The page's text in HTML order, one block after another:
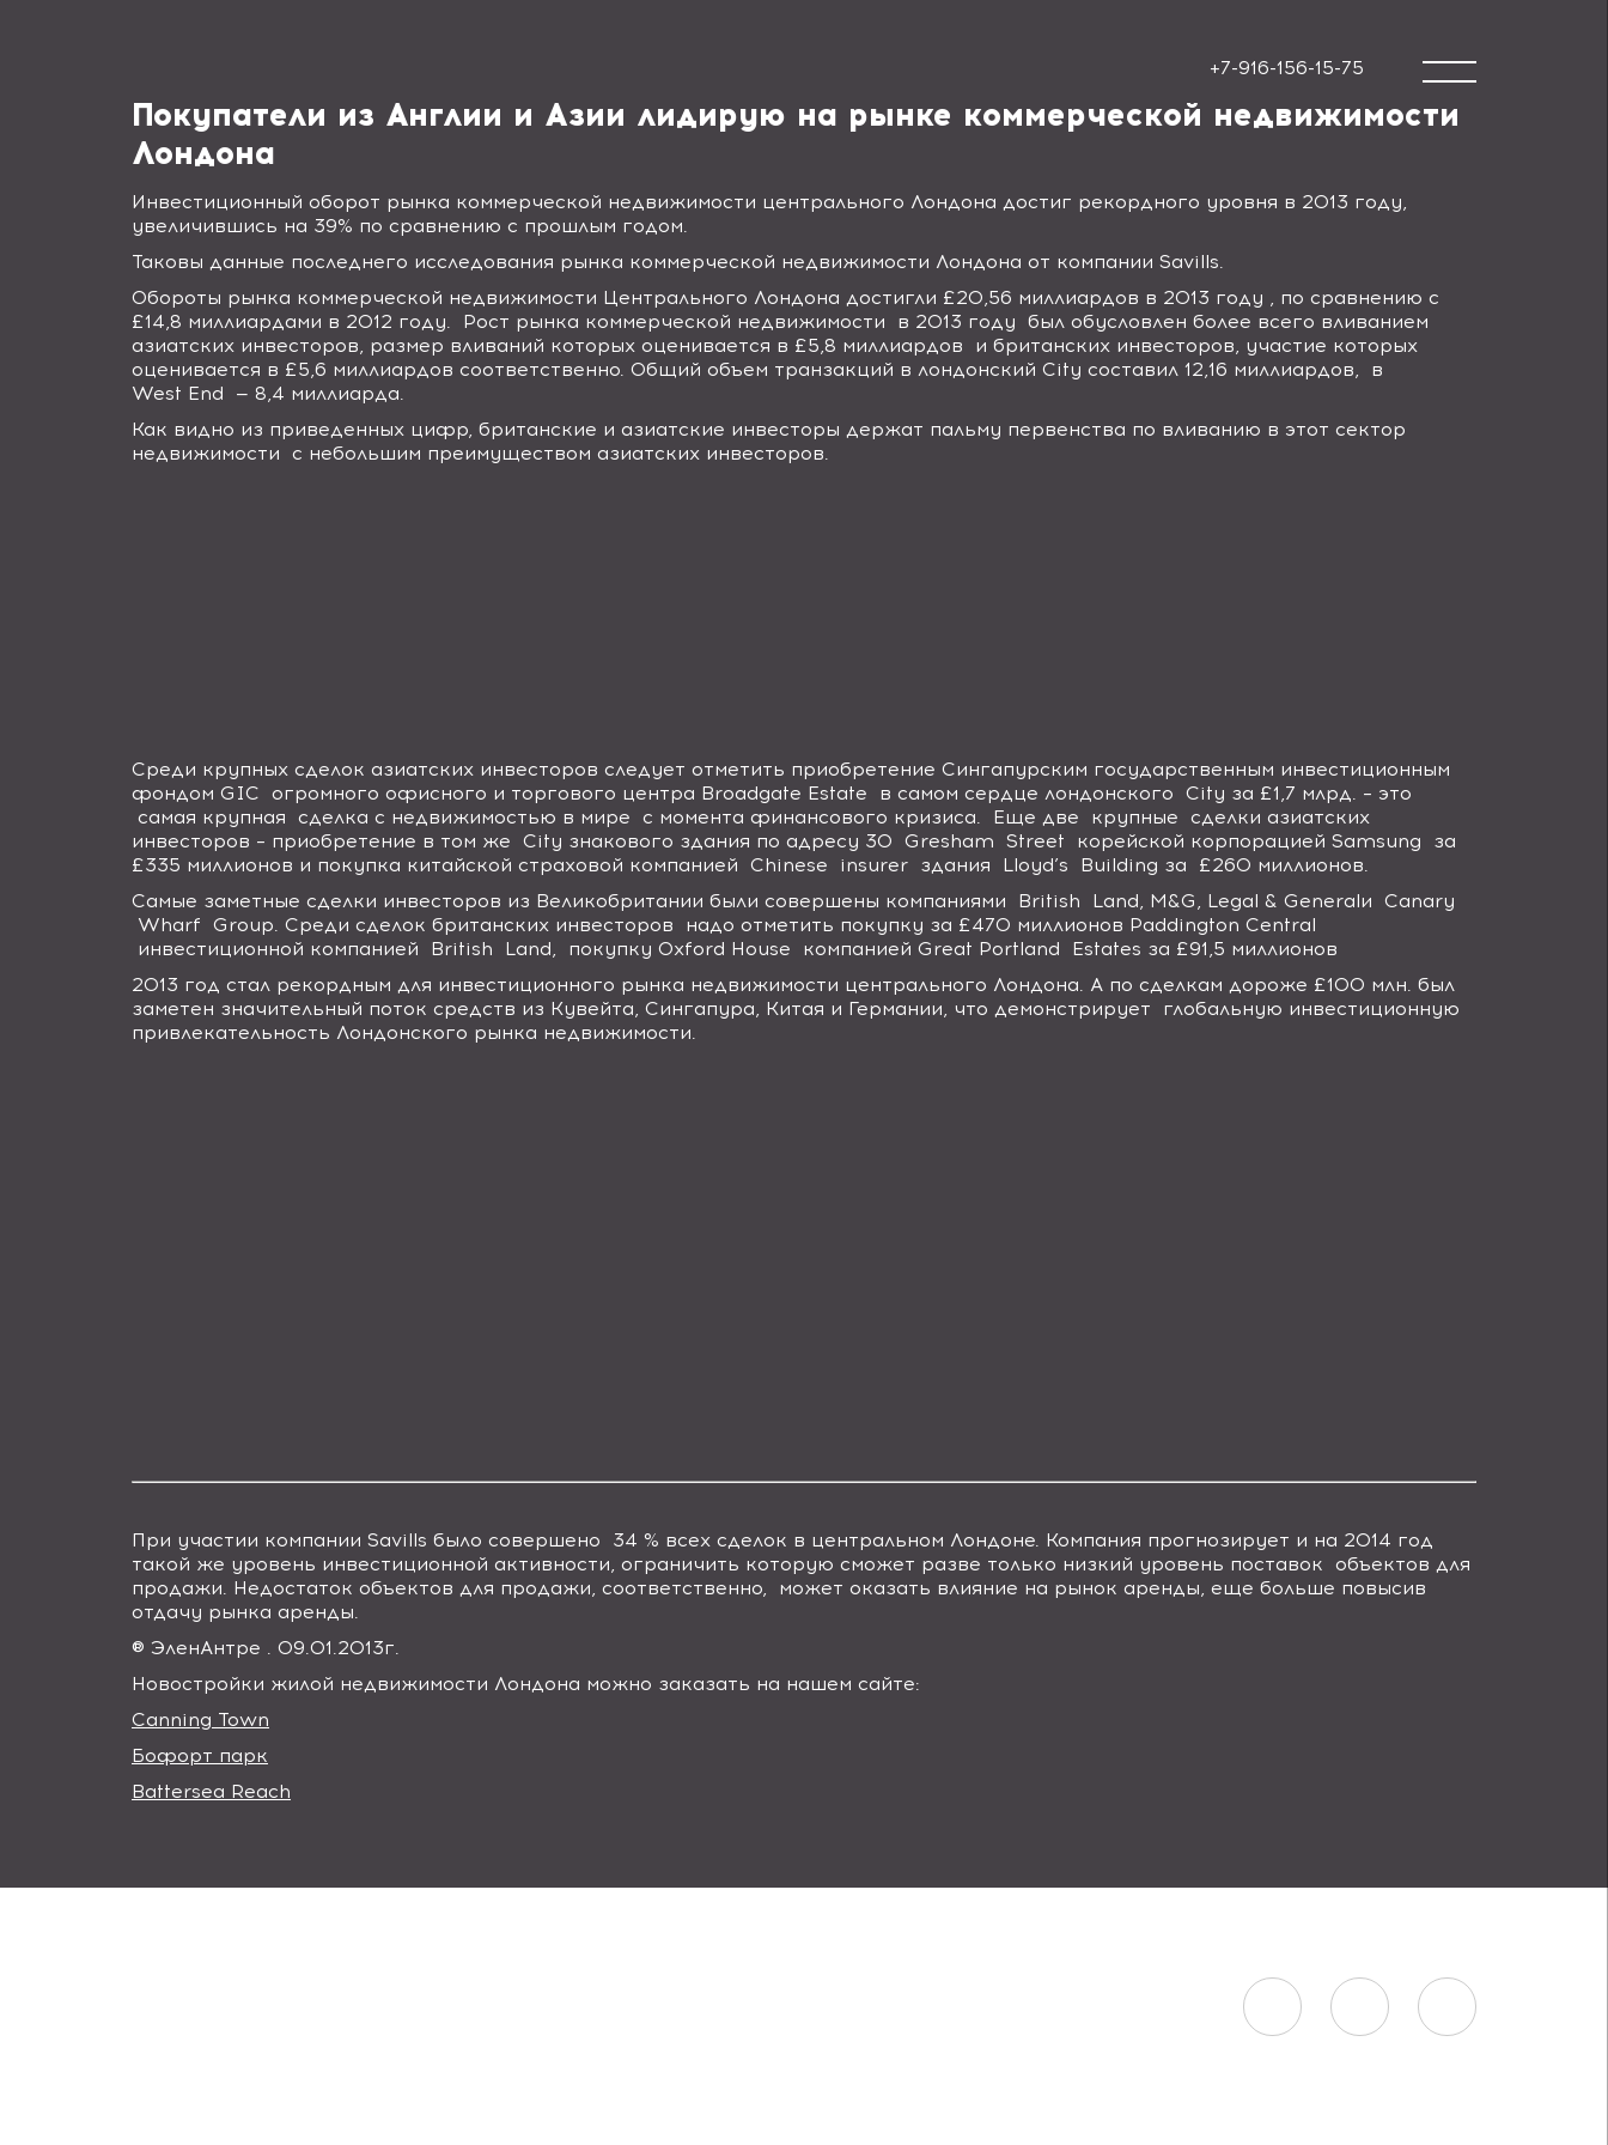
+7-916-156-15-75
Покупатели из Англии и Азии лидирую на рынке коммерческой недвижимости
Лондона
Инвестиционный оборот рынка коммерческой недвижимости центрального Лондона достиг рекордного уровня в 2013 году,
увеличившись на 39% по сравнению с прошлым годом.
Таковы данные последнего исследования рынка коммерческой недвижимости Лондона от компании Savills.
Обороты рынка коммерческой недвижимости Центрального Лондона достигли £20,56 миллиардов в 2013 году , по сравнению с
£14,8 миллиардами в 2012 году. Рост рынка коммерческой недвижимости в 2013 году был обусловлен более всего вливанием
азиатских инвесторов, размер вливаний которых оценивается в £5,8 миллиардов и британских инвесторов, участие которых
оценивается в £5,6 миллиардов соответственно. Общий объем транзакций в лондонский City составил 12,16 миллиардов, в
West End — 8,4 миллиарда.
Как видно из приведенных цифр, британские и азиатские инвесторы держат пальму первенства по вливанию в этот сектор
недвижимости с небольшим преимуществом азиатских инвесторов.
Среди крупных сделок азиатских инвесторов следует отметить приобретение Сингапурским государственным инвестиционным
фондом GIC огромного офисного и торгового центра Broadgate Estate в самом сердце лондонского City за £1,7 млрд. – это
самая крупная сделка с недвижимостью в мире с момента финансового кризиса. Еще две крупные сделки азиатских
инвесторов – приобретение в том же City знакового здания по адресу 30 Gresham Street корейской корпорацией Samsung за
£335 миллионов и покупка китайской страховой компанией Chinese insurer здания Lloyd’s Building за £260 миллионов.
Самые заметные сделки инвесторов из Великобритании были совершены компаниями British Land, M&G, Legal & Generalи Canary
Wharf Group. Среди сделок британских инвесторов надо отметить покупку за £470 миллионов Paddington Central
инвестиционной компанией British Land, покупку Oxford House компанией Great Portland Estates за £91,5 миллионов
2013 год стал рекордным для инвестиционного рынка недвижимости центрального Лондона. А по сделкам дороже £100 млн. был
заметен значительный поток средств из Кувейта, Сингапура, Китая и Германии, что демонстрирует глобальную инвестиционную
привлекательность Лондонского рынка недвижимости.
При участии компании Savills было совершено 34 % всех сделок в центральном Лондоне. Компания прогнозирует и на 2014 год
такой же уровень инвестиционной активности, ограничить которую сможет разве только низкий уровень поставок объектов для
продажи. Недостаток объектов для продажи, соответственно, может оказать влияние на рынок аренды, еще больше повысив
отдачу рынка аренды.
® ЭленАнтре . 09.01.2013г.
Новостройки жилой недвижимости Лондона можно заказать на нашем сайте:
Canning Town
Бофорт парк
Battersea Reach